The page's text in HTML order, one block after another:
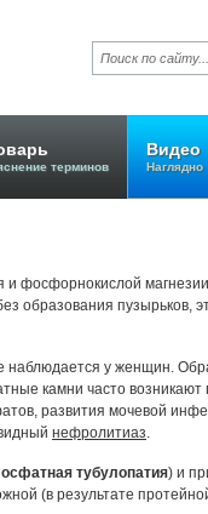
терминов
Видео
Наглядно
и фосфорнокислой
образования пузырьков,
наблюдается у женщин.
камни часто возникают
развития мочевой
нефролитиаз.
тубулопатия) и
(в результате